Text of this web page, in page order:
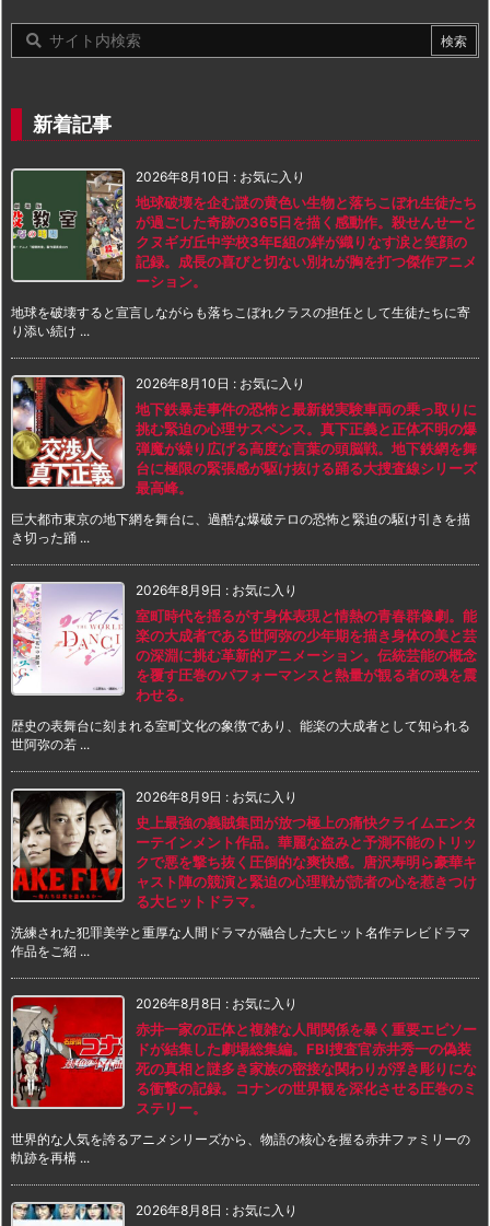
新着記事
2026年8月10日 : お気に入り
地球破壊を企む謎の黄色い生物と落ちこぼれ生徒たち
が過ごした奇跡の365日を描く感動作。殺せんせーと
クヌギガ丘中学校3年E組の絆が織りなす涙と笑顔の
記録。成長の喜びと切ない別れが胸を打つ傑作アニメ
ーション。
地球を破壊すると宣言しながらも落ちこぼれクラスの担任として生徒たちに寄
り添い続け ...
2026年8月10日 : お気に入り
地下鉄暴走事件の恐怖と最新鋭実験車両の乗っ取りに
挑む緊迫の心理サスペンス。真下正義と正体不明の爆
弾魔が繰り広げる高度な言葉の頭脳戦。地下鉄網を舞
台に極限の緊張感が駆け抜ける踊る大捜査線シリーズ
最高峰。
巨大都市東京の地下網を舞台に、過酷な爆破テロの恐怖と緊迫の駆け引きを描
き切った踊 ...
2026年8月9日 : お気に入り
室町時代を揺るがす身体表現と情熱の青春群像劇。能
楽の大成者である世阿弥の少年期を描き身体の美と芸
の深淵に挑む革新的アニメーション。伝統芸能の概念
を覆す圧巻のパフォーマンスと熱量が観る者の魂を震
わせる。
歴史の表舞台に刻まれる室町文化の象徴であり、能楽の大成者として知られる
世阿弥の若 ...
2026年8月9日 : お気に入り
史上最強の義賊集団が放つ極上の痛快クライムエンタ
ーテインメント作品。華麗な盗みと予測不能のトリッ
クで悪を撃ち抜く圧倒的な爽快感。唐沢寿明ら豪華キ
ャスト陣の競演と緊迫の心理戦が読者の心を惹きつけ
る大ヒットドラマ。
洗練された犯罪美学と重厚な人間ドラマが融合した大ヒット名作テレビドラマ
作品をご紹 ...
2026年8月8日 : お気に入り
赤井一家の正体と複雑な人間関係を暴く重要エピソー
ドが結集した劇場総集編。FBI捜査官赤井秀一の偽装
死の真相と謎多き家族の密接な関わりが浮き彫りにな
る衝撃の記録。コナンの世界観を深化させる圧巻のミ
ステリー。
世界的な人気を誇るアニメシリーズから、物語の核心を握る赤井ファミリーの
軌跡を再構 ...
2026年8月8日 : お気に入り